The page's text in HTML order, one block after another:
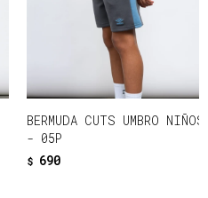
BERMUDA CUTS UMBRO NIÑOS
- 05P
$ 690